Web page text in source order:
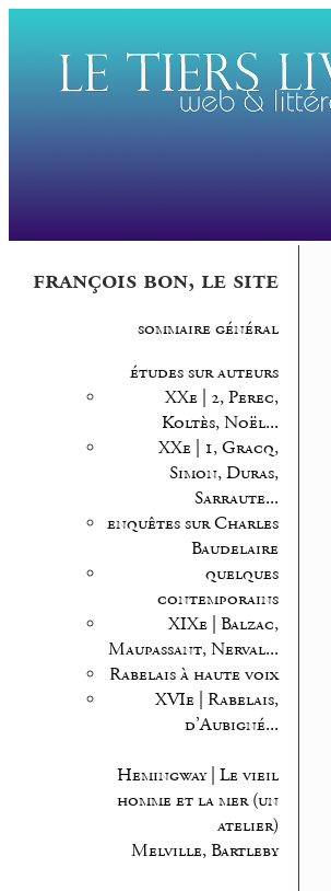
françois bon, le site
sommaire général
études sur auteurs
XXe | 2, Perec,
Koltès, Noël...
XXe | 1, Gracq,
Simon, Duras,
Sarraute...
enquêtes sur Charles
Baudelaire
quelques
contemporains
XIXe | Balzac,
Maupassant, Nerval...
Rabelais à haute voix
XVIe | Rabelais,
d’Aubigné...
Hemingway | Le vieil
homme et la mer (un
atelier)
Melville, Bartleby